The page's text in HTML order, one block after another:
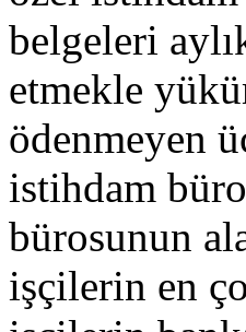
belgeleri
etmekle
ödenmeyen
istihdam
bürosunun
işçilerin en